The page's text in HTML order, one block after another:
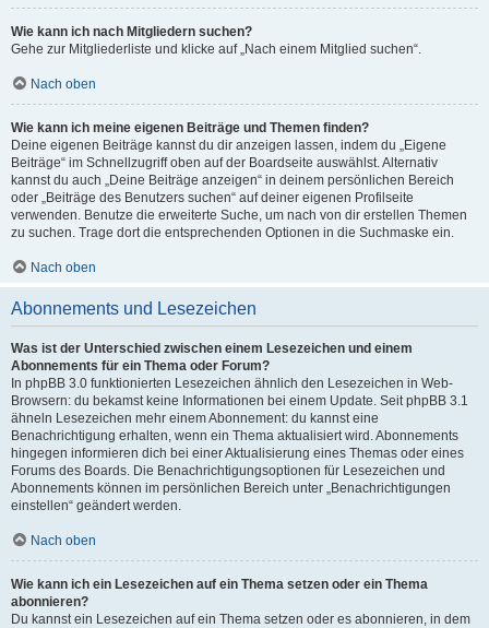
Wie kann ich nach Mitgliedern suchen?
Gehe zur Mitgliederliste und klicke auf „Nach einem Mitglied suchen“.
Nach oben
Wie kann ich meine eigenen Beiträge und Themen finden?
Deine eigenen Beiträge kannst du dir anzeigen lassen, indem du „Eigene
Beiträge“ im Schnellzugriff oben auf der Boardseite auswählst. Alternativ
kannst du auch „Deine Beiträge anzeigen“ in deinem persönlichen Bereich
oder „Beiträge des Benutzers suchen“ auf deiner eigenen Profilseite
verwenden. Benutze die erweiterte Suche, um nach von dir erstellen Themen
zu suchen. Trage dort die entsprechenden Optionen in die Suchmaske ein.
Nach oben
Abonnements und Lesezeichen
Was ist der Unterschied zwischen einem Lesezeichen und einem
Abonnements für ein Thema oder Forum?
In phpBB 3.0 funktionierten Lesezeichen ähnlich den Lesezeichen in Web-
Browsern: du bekamst keine Informationen bei einem Update. Seit phpBB 3.1
ähneln Lesezeichen mehr einem Abonnement: du kannst eine
Benachrichtigung erhalten, wenn ein Thema aktualisiert wird. Abonnements
hingegen informieren dich bei einer Aktualisierung eines Themas oder eines
Forums des Boards. Die Benachrichtigungsoptionen für Lesezeichen und
Abonnements können im persönlichen Bereich unter „Benachrichtigungen
einstellen“ geändert werden.
Nach oben
Wie kann ich ein Lesezeichen auf ein Thema setzen oder ein Thema
abonnieren?
Du kannst ein Lesezeichen auf ein Thema setzen oder es abonnieren, in dem